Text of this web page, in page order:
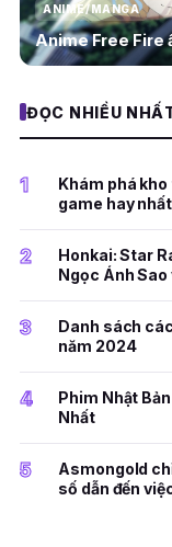
ANIME/MANGA
Anime Free Fire
ĐỌC NHIỀU
1
Khám phá
game hay
2
Honkai: Star
Ngọc Ánh Sao
3
Danh sách
năm 2024
4
Phim Nhật
Nhất
5
Asmongold
số dẫn đến